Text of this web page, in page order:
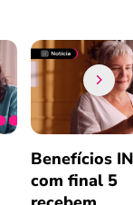
Benefícios
com final 5